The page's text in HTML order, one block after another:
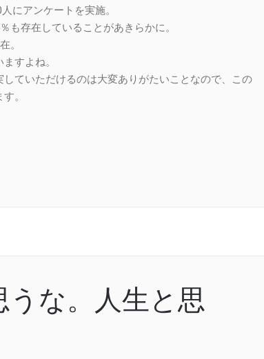
にアンケートを実施。
も存在していることがあきらかに。
。
すよね。
ていただけるのは大変ありがたいことなので、この
。
うな。人生と思